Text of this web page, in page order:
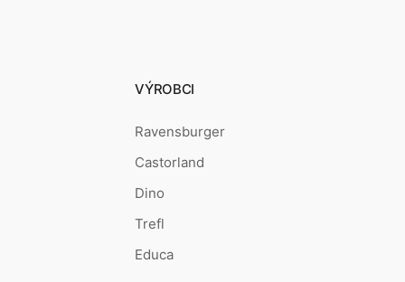
VÝROBCI
Ravensburger
Castorland
Dino
Trefl
Educa